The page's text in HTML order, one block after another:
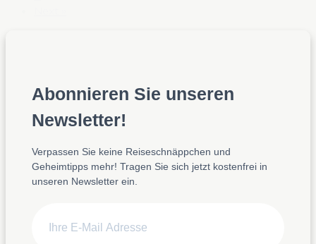
Abonnieren Sie unseren
Newsletter!
Verpassen Sie keine Reiseschnäppchen und
Geheimtipps mehr! Tragen Sie sich jetzt kostenfrei in
unseren Newsletter ein.